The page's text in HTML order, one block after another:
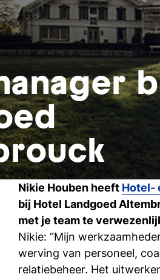
Nikie Houben heeft Hotel-
bij Hotel Landgoed
met je team te
Nikie: “Mijn
werving van personeel,
relatiebeheer. Het